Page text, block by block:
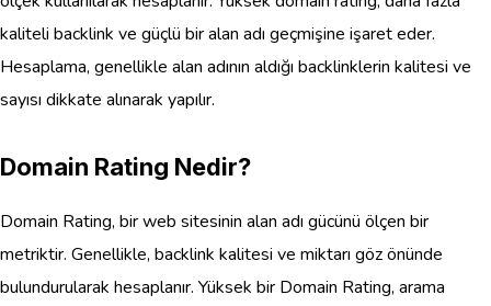
kaliteli backlink ve güçlü bir alan adı geçmişine işaret eder.
Hesaplama, genellikle alan adının aldığı backlinklerin kalitesi ve
sayısı dikkate alınarak yapılır.
Domain Rating Nedir?
Domain Rating, bir web sitesinin alan adı gücünü ölçen bir
metriktir. Genellikle, backlink kalitesi ve miktarı göz önünde
bulundurularak hesaplanır. Yüksek bir Domain Rating, arama